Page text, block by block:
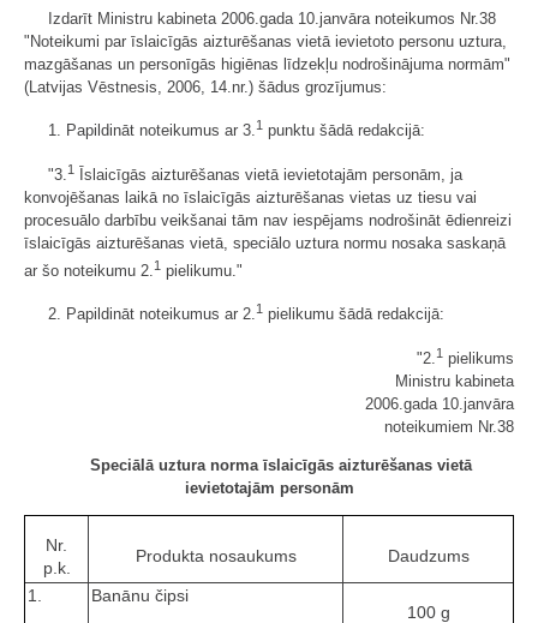
Izdarīt Ministru kabineta 2006.gada 10.janvāra noteikumos Nr.38
"Noteikumi par īslaicīgās aizturēšanas vietā ievietoto personu uztura,
mazgāšanas un personīgās higiēnas līdzekļu nodrošinājuma normām"
(Latvijas Vēstnesis, 2006, 14.nr.) šādus grozījumus:
1. Papildināt noteikumus ar 3.1 punktu šādā redakcijā:
"3. 1 Īslaicīgās aizturēšanas vietā ievietotajām personām, ja
konvojēšanas laikā no īslaicīgās aizturēšanas vietas uz tiesu vai
procesuālo darbību veikšanai tām nav iespējams nodrošināt ēdienreizi
īslaicīgās aizturēšanas vietā, speciālo uztura normu nosaka saskaņā
ar šo noteikumu 2. 1 pielikumu."
2. Papildināt noteikumus ar 2.1 pielikumu šādā redakcijā:
"2. 1 pielikums
Ministru kabineta
2006.gada 10.janvāra
noteikumiem Nr.38
Speciālā uztura norma īslaicīgās aizturēšanas vietā
ievietotajām personām
Nr.
p.k.
Produkta nosaukums Daudzums
1.
Banānu čipsi
100 g